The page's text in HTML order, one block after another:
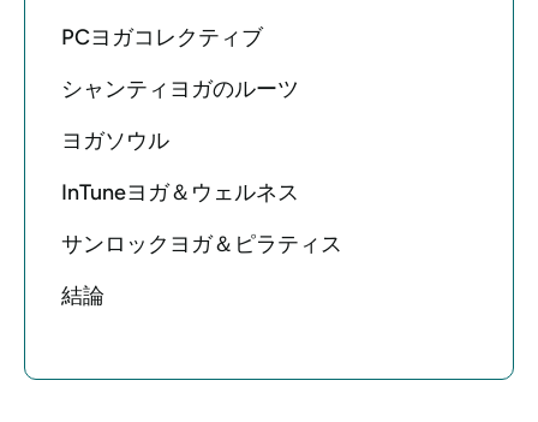
PCヨガコレクティブ
シャンティヨガのルーツ
ヨガソウル
InTuneヨガ＆ウェルネス
サンロックヨガ＆ピラティス
結論